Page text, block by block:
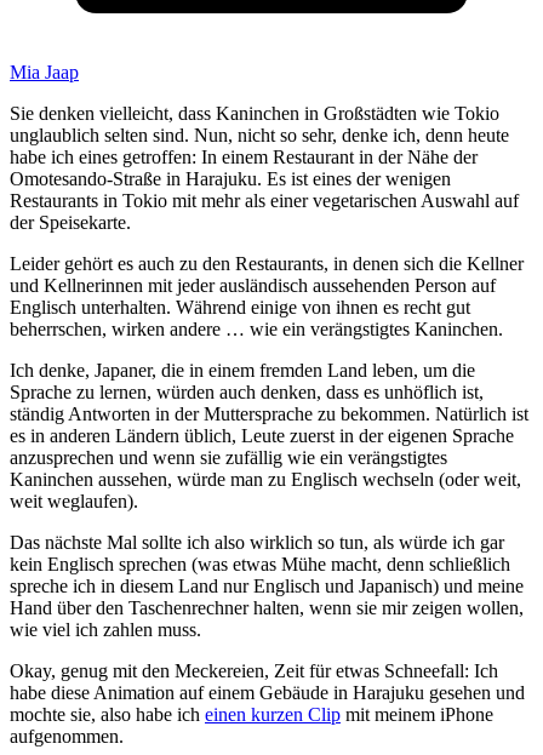
Mia Jaap
Sie denken vielleicht, dass Kaninchen in Großstädten wie Tokio
unglaublich selten sind. Nun, nicht so sehr, denke ich, denn heute
habe ich eines getroffen: In einem Restaurant in der Nähe der
Omotesando-Straße in Harajuku. Es ist eines der wenigen
Restaurants in Tokio mit mehr als einer vegetarischen Auswahl auf
der Speisekarte.
Leider gehört es auch zu den Restaurants, in denen sich die Kellner
und Kellnerinnen mit jeder ausländisch aussehenden Person auf
Englisch unterhalten. Während einige von ihnen es recht gut
beherrschen, wirken andere … wie ein verängstigtes Kaninchen.
Ich denke, Japaner, die in einem fremden Land leben, um die
Sprache zu lernen, würden auch denken, dass es unhöflich ist,
ständig Antworten in der Muttersprache zu bekommen. Natürlich ist
es in anderen Ländern üblich, Leute zuerst in der eigenen Sprache
anzusprechen und wenn sie zufällig wie ein verängstigtes
Kaninchen aussehen, würde man zu Englisch wechseln (oder weit,
weit weglaufen).
Das nächste Mal sollte ich also wirklich so tun, als würde ich gar
kein Englisch sprechen (was etwas Mühe macht, denn schließlich
spreche ich in diesem Land nur Englisch und Japanisch) und meine
Hand über den Taschenrechner halten, wenn sie mir zeigen wollen,
wie viel ich zahlen muss.
Okay, genug mit den Meckereien, Zeit für etwas Schneefall: Ich
habe diese Animation auf einem Gebäude in Harajuku gesehen und
mochte sie, also habe ich einen kurzen Clip mit meinem iPhone
aufgenommen.